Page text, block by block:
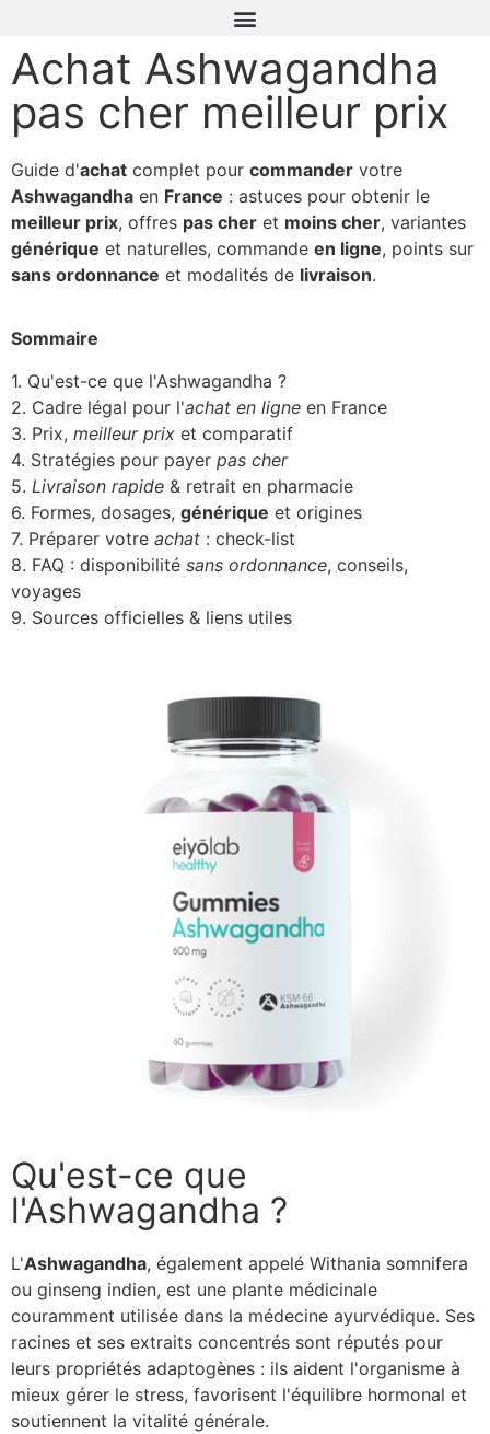
Achat Ashwagandha
pas cher meilleur prix
Guide d'achat complet pour commander votre
Ashwagandha en France : astuces pour obtenir le
meilleur prix, offres pas cher et moins cher, variantes
générique et naturelles, commande en ligne, points sur
sans ordonnance et modalités de livraison.
Sommaire
1. Qu'est-ce que l'Ashwagandha ?
2. Cadre légal pour l'achat en ligne en France
3. Prix, meilleur prix et comparatif
4. Stratégies pour payer pas cher
5. Livraison rapide & retrait en pharmacie
6. Formes, dosages, générique et origines
7. Préparer votre achat : check-list
8. FAQ : disponibilité sans ordonnance, conseils,
voyages
9. Sources officielles & liens utiles
Qu'est-ce que
l'Ashwagandha ?
L'Ashwagandha, également appelé Withania somnifera
ou ginseng indien, est une plante médicinale
couramment utilisée dans la médecine ayurvédique. Ses
racines et ses extraits concentrés sont réputés pour
leurs propriétés adaptogènes : ils aident l'organisme à
mieux gérer le stress, favorisent l'équilibre hormonal et
soutiennent la vitalité générale.